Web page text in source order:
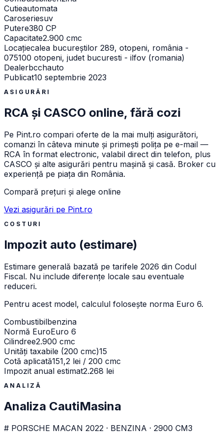
Cutieautomata
Caroseriesuv
Putere380 CP
Capacitate2.900 cmc
Locațiecalea bucureștilor 289, otopeni, românia -
075100 otopeni, judet bucuresti - ilfov (romania)
Dealerbcchauto
Publicat10 septembrie 2023
ASIGURĂRI
RCA și CASCO online, fără cozi
Pe Pint.ro compari oferte de la mai mulți asigurători,
comanzi în câteva minute și primești polița pe e-mail —
RCA în format electronic, valabil direct din telefon, plus
CASCO și alte asigurări pentru mașină și casă. Broker cu
experiență pe piața din România.
Compară prețuri și alege online
Vezi asigurări pe Pint.ro
COSTURI
Impozit auto (estimare)
Estimare generală bazată pe tarifele 2026 din Codul
Fiscal. Nu include diferențe locale sau eventuale
reduceri.
Pentru acest model, calculul folosește norma Euro 6.
Combustibilbenzina
Normă EuroEuro 6
Cilindree2.900 cmc
Unități taxabile (200 cmc)15
Cotă aplicată151,2 lei / 200 cmc
Impozit anual estimat2.268 lei
ANALIZĂ
Analiza CautiMasina
# PORSCHE MACAN 2022 · BENZINA · 2900 CM3